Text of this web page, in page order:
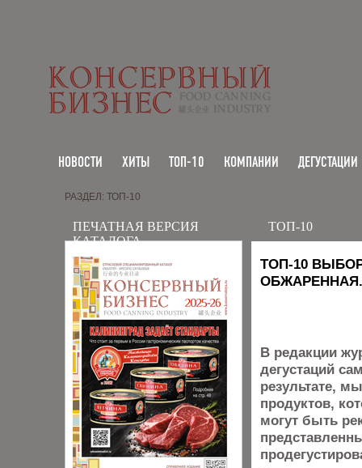
НОВОСТИ ХИТЫ ТОП-10 КОМПАНИИ ДЕГУСТАЦИИ
ПЕЧАТНАЯ ВЕРСИЯ
КАТАЛОГА
РАЗДЕЛ: ТОП-10
ТОП-10
ТОП-10
В редакции
дегустаций
результате,
продуктов,
могут быть